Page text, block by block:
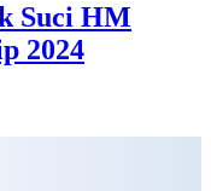
Suci HM
2024